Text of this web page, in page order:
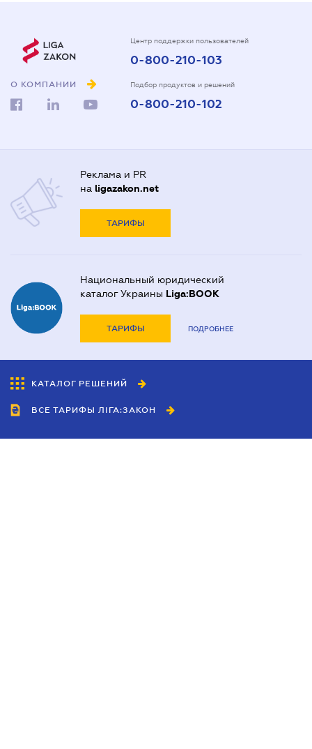
О КОМПАНИИ
Центр поддержки пользователей
0-800-210-103
Подбор продуктов и решений
0-800-210-102
Реклама и PR
на ligazakon.net
ТАРИФЫ
Национальный юридический
каталог Украины Liga:BOOK
ТАРИФЫ ПОДРОБНЕЕ
КАТАЛОГ РЕШЕНИЙ
ВСЕ ТАРИФЫ ЛІГА:ЗАКОН